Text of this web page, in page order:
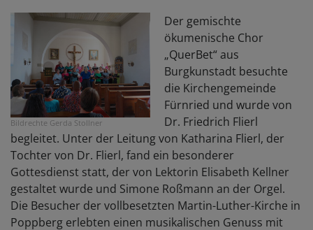
Bildrechte Gerda Stollner
Der gemischte
ökumenische Chor
„QuerBet“ aus
Burgkunstadt besuchte
die Kirchengemeinde
Fürnried und wurde von
Dr. Friedrich Flierl
begleitet. Unter der Leitung von Katharina Flierl, der
Tochter von Dr. Flierl, fand ein besonderer
Gottesdienst statt, der von Lektorin Elisabeth Kellner
gestaltet wurde und Simone Roßmann an der Orgel.
Die Besucher der vollbesetzten Martin-Luther-Kirche in
Poppberg erlebten einen musikalischen Genuss mit